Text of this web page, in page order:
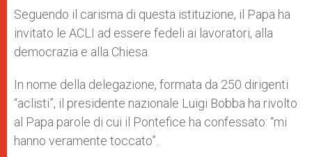
Seguendo il carisma di questa istituzione, il Papa ha
invitato le ACLI ad essere fedeli ai lavoratori, alla
democrazia e alla Chiesa.
In nome della delegazione, formata da 250 dirigenti
“aclisti”, il presidente nazionale Luigi Bobba ha rivolto
al Papa parole di cui il Pontefice ha confessato: “mi
hanno veramente toccato”.